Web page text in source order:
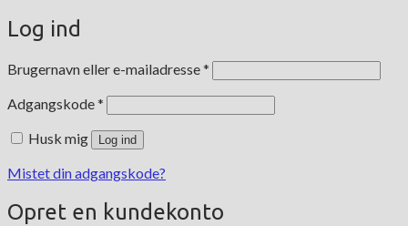
Log ind
Brugernavn eller e-mailadresse*
Adgangskode*
Husk mig Log ind
Mistet din adgangskode?
Opret en kundekonto